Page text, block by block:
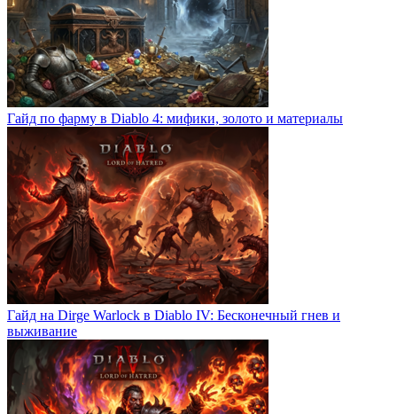
Гайд по фарму в Diablo 4: мифики, золото и материалы
Гайд на Dirge Warlock в Diablo IV: Бесконечный гнев и
выживание